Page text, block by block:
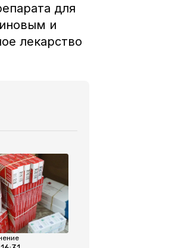
для
и
лекарство